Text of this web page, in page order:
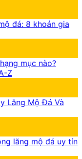
đá: 8 khoản gia
mục nào?
Z
Lăng Mộ Đá Và
lăng mộ đá uy tín